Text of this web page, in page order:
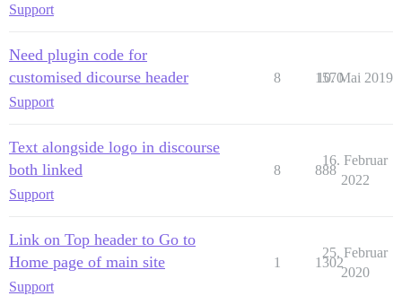
Support
Need plugin code for
customised dicourse header
Support
8 1570
10. Mai 2019
Text alongside logo in discourse
both linked
Support
8 888
16. Februar
2022
Link on Top header to Go to
Home page of main site
Support
1 1302
25. Februar
2020